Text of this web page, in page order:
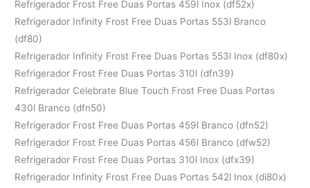
Refrigerador Frost Free Duas Portas 459l Inox (df52x)
Refrigerador Infinity Frost Free Duas Portas 553l Branco
(df80)
Refrigerador Infinity Frost Free Duas Portas 553l Inox (df80x)
Refrigerador Frost Free Duas Portas 310l (dfn39)
Refrigerador Celebrate Blue Touch Frost Free Duas Portas
430l Branco (dfn50)
Refrigerador Frost Free Duas Portas 459l Branco (dfn52)
Refrigerador Frost Free Duas Portas 456l Branco (dfw52)
Refrigerador Frost Free Duas Portas 310l Inox (dfx39)
Refrigerador Infinity Frost Free Duas Portas 542l Inox (di80x)